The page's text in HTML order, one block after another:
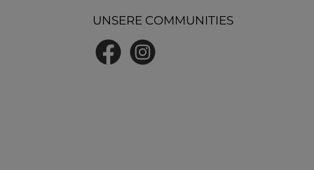
UNSERE COMMUNITIES
FacebookInstagram